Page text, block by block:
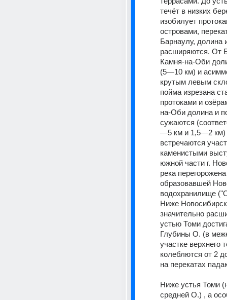
течёт в низких
изобилует
островами,
Барнаулу, долина
расширяются. От
Камня-на-Оби
(5—10 км) и
крутым левым
пойма изрезана
протоками и
на-Оби долина и
сужаются
—5 км и 1,5—2 км)
встречаются
каменистыми
южной части г.
река
образовавшей
водохранилище
Ниже
значительно
устью Томи
Глубины О. (в
участке верхнего
колеблются от 2
на перекатах
Ниже устья Томи
средней О.) , а